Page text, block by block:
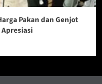
Pakan dan Genjot